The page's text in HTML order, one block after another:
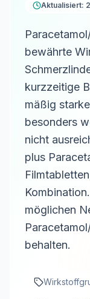
Aktualisiert:
bewährte
kurzzeitige
mäßig
besonders
nicht
plus
möglichen
behalten.